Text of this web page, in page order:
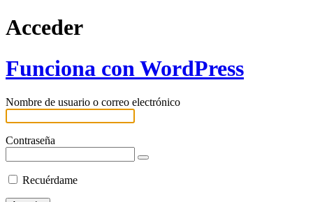
Acceder
Funciona con WordPress
Nombre de usuario o correo electrónico
Contraseña
Recuérdame